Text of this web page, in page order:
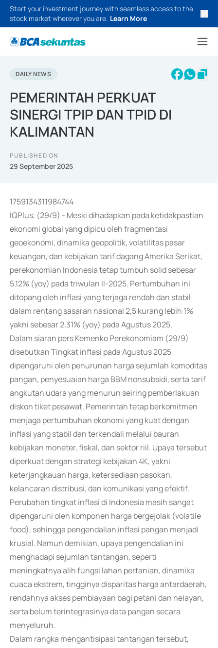
Start your investment journey with seamless access to the
stock market wherever you are. Learn More
DAILY NEWS
PEMERINTAH PERKUAT
SINERGI TPIP DAN TPID DI
KALIMANTAN
PUBLISHED ON
29 September 2025
1759134311984744
IQPlus, (29/9) - Meski dihadapkan pada ketidakpastian
ekonomi global yang dipicu oleh fragmentasi
geoekonomi, dinamika geopolitik, volatilitas pasar
keuangan, dan kebijakan tarif dagang Amerika Serikat,
perekonomian Indonesia tetap tumbuh solid sebesar
5,12% (yoy) pada triwulan II-2025. Pertumbuhan ini
ditopang oleh inflasi yang terjaga rendah dan stabil
dalam rentang sasaran nasional 2,5 kurang lebih 1%
yakni sebesar 2,31% (yoy) pada Agustus 2025.
Dalam siaran pers Kemenko Perekonomiam (29/9)
disebutkan Tingkat inflasi pada Agustus 2025
dipengaruhi oleh penurunan harga sejumlah komoditas
pangan, penyesuaian harga BBM nonsubsidi, serta tarif
angkutan udara yang menurun seiring pemberlakuan
diskon tiket pesawat. Pemerintah tetap berkomitmen
menjaga pertumbuhan ekonomi yang kuat dengan
inflasi yang stabil dan terkendali melalui bauran
kebijakan moneter, fiskal, dan sektor riil. Upaya tersebut
diperkuat dengan strategi kebijakan 4K, yakni
keterjangkauan harga, ketersediaan pasokan,
kelancaran distribusi, dan komunikasi yang efektif.
Perubahan tingkat inflasi di Indonesia masih sangat
dipengaruhi oleh komponen harga bergejolak (volatile
food), sehingga pengendalian inflasi pangan menjadi
krusial. Namun demikian, upaya pengendalian ini
menghadapi sejumlah tantangan, seperti
meningkatnya alih fungsi lahan pertanian, dinamika
cuaca ekstrem, tingginya disparitas harga antardaerah,
rendahnya akses pembiayaan bagi petani dan nelayan,
serta belum terintegrasinya data pangan secara
menyeluruh.
Dalam rangka mengantisipasi tantangan tersebut,